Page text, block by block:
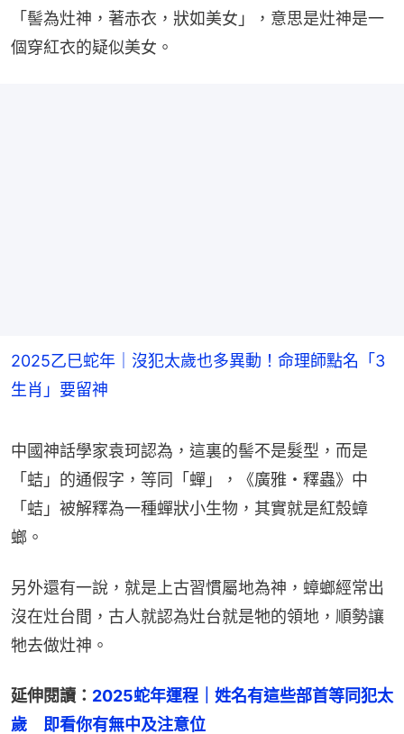
「髻為灶神，著赤衣，狀如美女」，意思是灶神是一
個穿紅衣的疑似美女。
2025乙巳蛇年｜沒犯太歲也多異動！命理師點名「3
生肖」要留神
中國神話學家袁珂認為，這裏的髻不是髮型，而是
「蛣」的通假字，等同「蟬」，《廣雅・釋蟲》中
「蛣」被解釋為一種蟬狀小生物，其實就是紅殼蟑
螂。
另外還有一說，就是上古習慣屬地為神，蟑螂經常出
沒在灶台間，古人就認為灶台就是牠的領地，順勢讓
牠去做灶神。
延伸閱讀： 2025蛇年運程｜姓名有這些部首等同犯太
歲　即看你有無中及注意位